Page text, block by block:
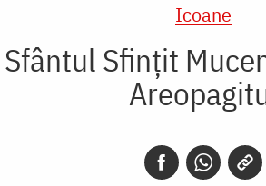
Icoane
Sfântul Sfințit